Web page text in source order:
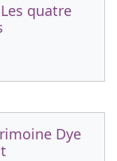
quatre
Dye